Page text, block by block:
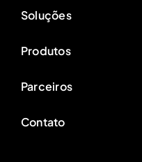
Soluções
Produtos
Parceiros
Contato